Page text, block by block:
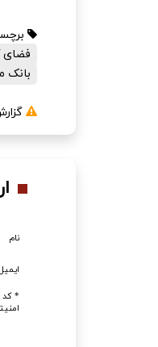
فضای
بانک
نام
* کد